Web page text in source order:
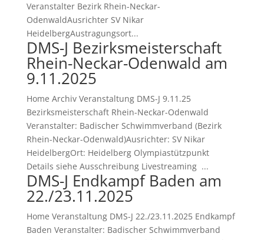
Veranstalter Bezirk Rhein-Neckar-
OdenwaldAusrichter SV Nikar
HeidelbergAustragungsort...
DMS-J Bezirksmeisterschaft
Rhein-Neckar-Odenwald am
9.11.2025
Home Archiv Veranstaltung DMS-J 9.11.25
Bezirksmeisterschaft Rhein-Neckar-Odenwald
Veranstalter: Badischer Schwimmverband (Bezirk
Rhein-Neckar-Odenwald)Ausrichter: SV Nikar
HeidelbergOrt: Heidelberg Olympiastützpunkt
Details siehe Ausschreibung Livestreaming ...
DMS-J Endkampf Baden am
22./23.11.2025
Home Veranstaltung DMS-J 22./23.11.2025 Endkampf
Baden Veranstalter: Badischer Schwimmverband